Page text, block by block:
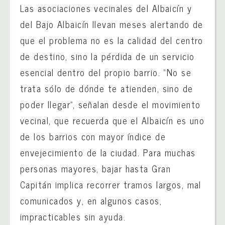
Las asociaciones vecinales del Albaicín y
del Bajo Albaicín llevan meses alertando de
que el problema no es la calidad del centro
de destino, sino la pérdida de un servicio
esencial dentro del propio barrio. “No se
trata sólo de dónde te atienden, sino de
poder llegar”, señalan desde el movimiento
vecinal, que recuerda que el Albaicín es uno
de los barrios con mayor índice de
envejecimiento de la ciudad. Para muchas
personas mayores, bajar hasta Gran
Capitán implica recorrer tramos largos, mal
comunicados y, en algunos casos,
impracticables sin ayuda.